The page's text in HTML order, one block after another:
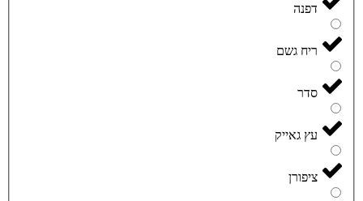
דפנה
ריח גשם
סדר
עץ גאייק
ציפורן